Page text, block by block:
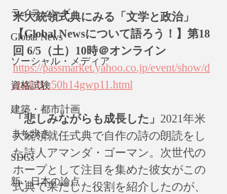
ライティング
Global News
ソーシャル・メディア
資格試験
建築・都市計画
まち歩き
SDGs
新・日本の論点
米大統領式典にみる「文学と政治」
【Global Newsについて語ろう！】第18
回 6/5（土）10時＠オンライン
https://passmarket.yahoo.co.jp/event/show/d
etail/01u50h14gwp11.html
「悲しみながらも成長した」 2021年米
大統領就任式典で自作の詩の朗読をし
た詩人アマンダ・ゴーマン。次世代の
ホープとして注目を集めた彼女がこの
式典で果たした役割を紹介したのが、